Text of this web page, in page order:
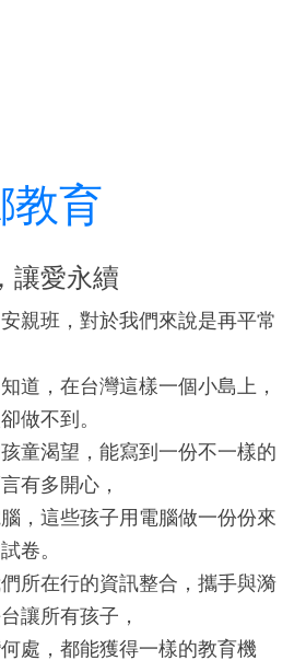
教育
讓愛永續
親班，對於我們來說是再平常
道，在台灣這樣一個小島上，
做不到。
童渴望，能寫到一份不一樣的
有多開心，
，這些孩子用電腦做一份份來
卷。
所在行的資訊整合，攜手與漪
讓所有孩子，
處，都能獲得一樣的教育機